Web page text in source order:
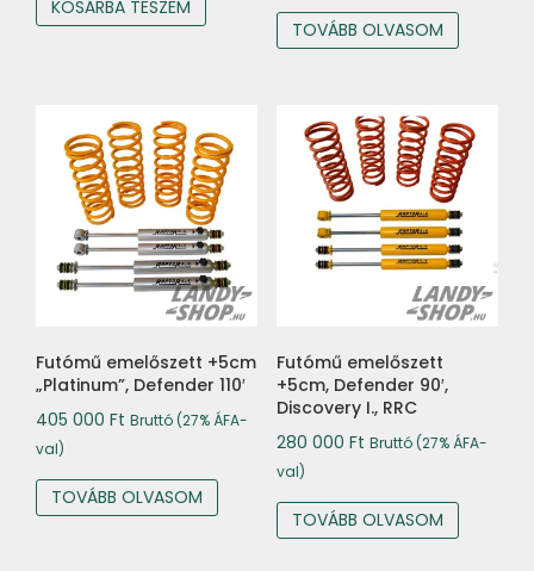
KOSÁRBA TESZEM
TOVÁBB OLVASOM
Futómű emelőszett +5cm
„Platinum”, Defender 110′
405 000 Ft Bruttó (27% ÁFA-
val)
TOVÁBB OLVASOM
Futómű emelőszett
+5cm, Defender 90′,
Discovery I., RRC
280 000 Ft Bruttó (27% ÁFA-
val)
TOVÁBB OLVASOM